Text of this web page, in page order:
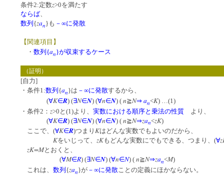
条件2:定数z>0を満たす
ならば
数列 {zan}も －∞に発散
【関連項目】
・ 数列{an}が収束するケース
（証明）
[自力]
・条件1:数列 {an}は －∞に発散するから、
(∀K∈R) (∃N∈N) (∀n∈N) ( n≧N⇒ an<K) …(1)
・条件2： z>0と(1)より、 実数における順序と乗法の性質 より、
(∀K∈R) (∃N∈N) (∀n∈N) ( n≧N⇒zan<zK)
ここで、(∀K∈R)つまり Kはどんな実数でもよいのだから、
Kをいじって、 zKもどんな実数にでもできる、つまり、(∀
zK=Mとおくと、
(∀M∈R) (∃N∈N) (∀n∈N) ( n≧N⇒zan<M)
これは、 数列 {zan}が －∞に発散 ことの定義にほかならない。